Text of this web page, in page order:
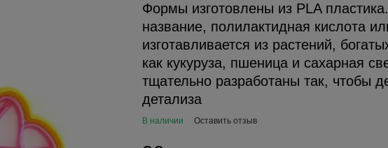
Формы изготовлены из PLA
название, полилактидная кислота
изготавливается из растений,
как кукуруза, пшеница и сахарная
тщательно разработаны так, чтобы
детализа
В наличии Оставить отзыв